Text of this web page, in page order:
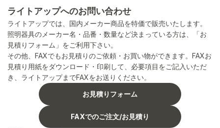
ライトアップへのお問い合わせ
ライトアップでは、国内メーカー商品を特価で販売いたします。
照明器具のメーカー名・品番・数量など決まっている方は、「お
見積りフォーム」をご利用下さい。
その他、FAXでもお見積りのご依頼・お買い物ができます。FAXお
見積り用紙をダウンロード・印刷して、必要項目をご記入いただ
き、ライトアップまでFAXをお送りください。
お見積りフォーム
FAXでのご注文/お見積り